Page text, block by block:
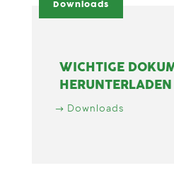
Downloads
WICHTIGE
HERUNTERLADEN
Downloads